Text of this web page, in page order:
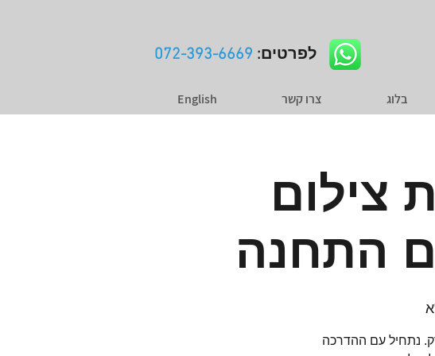
לפרטים: 072-393-6669
English צרו קשר בלוג
צילום
התחנה
נתחיל עם ההדרכה